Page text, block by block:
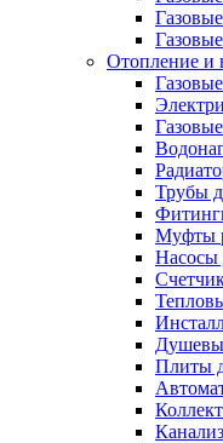
Отопление и
Трубы
Муфты
Насосы
Плиты